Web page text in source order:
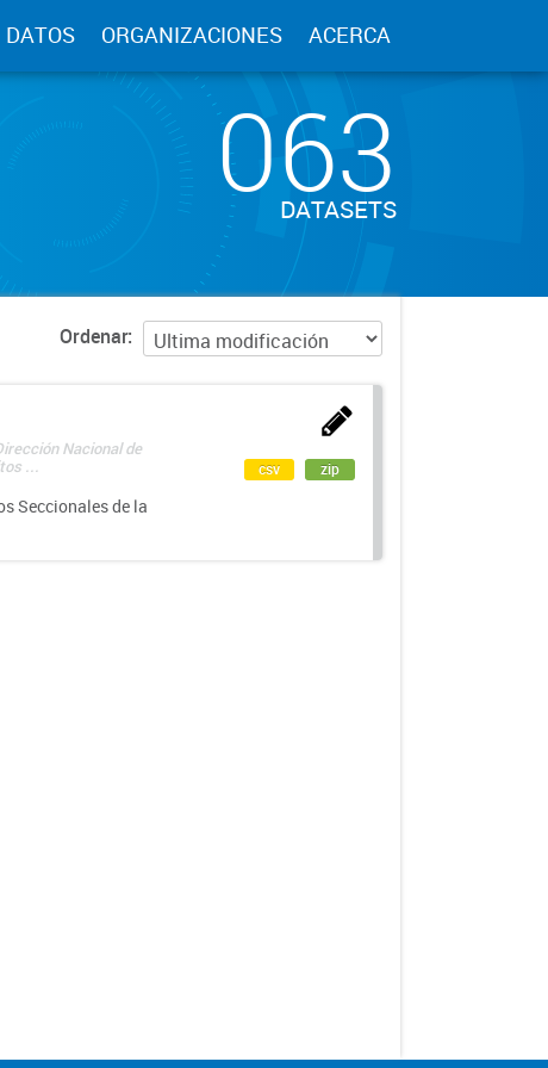
DATOS ORGANIZACIONES ACERCA
063
DATASETS
Ordenar
Nacional de
...
Seccionales de la
csv zip